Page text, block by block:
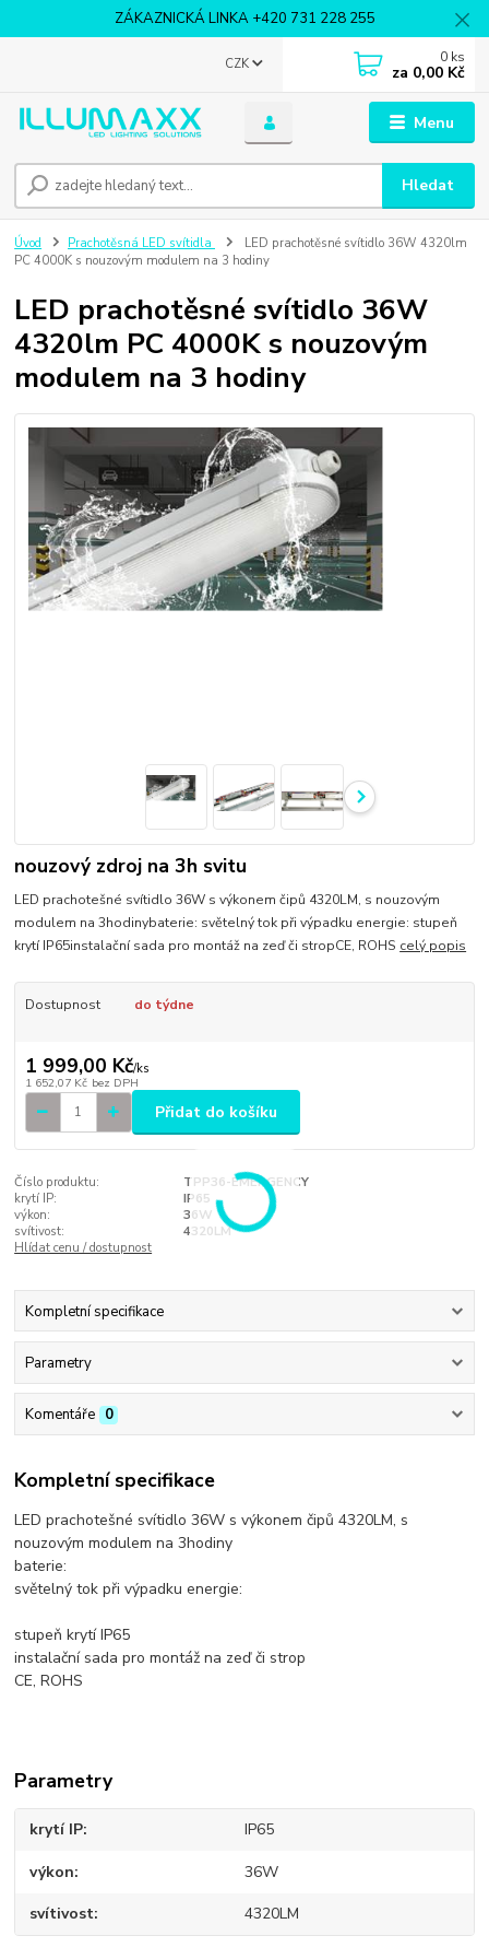
ZÁKAZNICKÁ LINKA +420 731 228 255
Menu
CZK
Hledat
0 ks
za 0,00 Kč
Úvod Prachotěsná LED svítidla
LED prachotěsné svítidlo 36W 4320lm
PC 4000K s nouzovým modulem na 3 hodiny
LED prachotěsné svítidlo 36W
4320lm PC 4000K s nouzovým
modulem na 3 hodiny
nouzový zdroj na 3h svitu
LED prachotešné svítidlo 36W s výkonem čipů 4320LM, s nouzovým
modulem na 3hodinybaterie: světelný tok při výpadku energie: stupeň
krytí IP65instalační sada pro montáž na zeď či stropCE, ROHS celý popis
Dostupnost do týdne
1 999,00 Kč/ks
1 652,07 Kč bez DPH
Přidat do košíku
Číslo produktu:
TPP36-EMERGENCY
krytí IP:
IP65
výkon:
36W
svítivost:
4320LM
Hlídat cenu / dostupnost
Kompletní specifikace
Parametry
Komentáře 0
Kompletní specifikace
LED prachotešné svítidlo 36W s výkonem čipů 4320LM, s
nouzovým modulem na 3hodiny
baterie:
světelný tok při výpadku energie:
stupeň krytí IP65
instalační sada pro montáž na zeď či strop
CE, ROHS
Parametry
krytí IP IP65
výkon 36W
svítivost 4320LM